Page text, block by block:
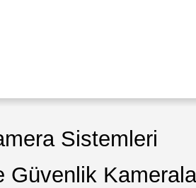
Sistemleri
Güvenlik